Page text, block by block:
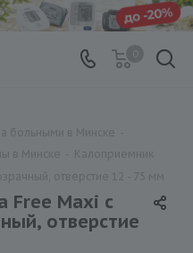
Free Maxi с
отверстие